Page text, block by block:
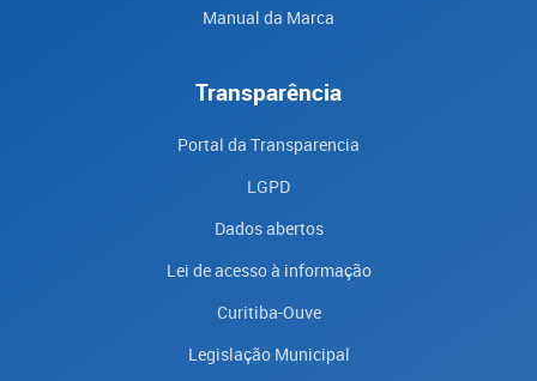
Manual da Marca
Transparência
Portal da Transparencia
LGPD
Dados abertos
Lei de acesso à informação
Curitiba-Ouve
Legislação Municipal